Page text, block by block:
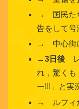
→ 国民た
告をして号
→ 中心街
→3日後 レ
れ，驚く
ー!!!」と実
→ ルフィ